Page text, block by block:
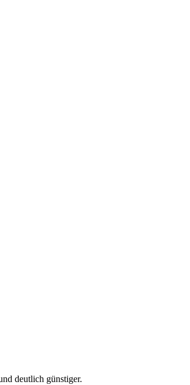
deutlich günstiger.